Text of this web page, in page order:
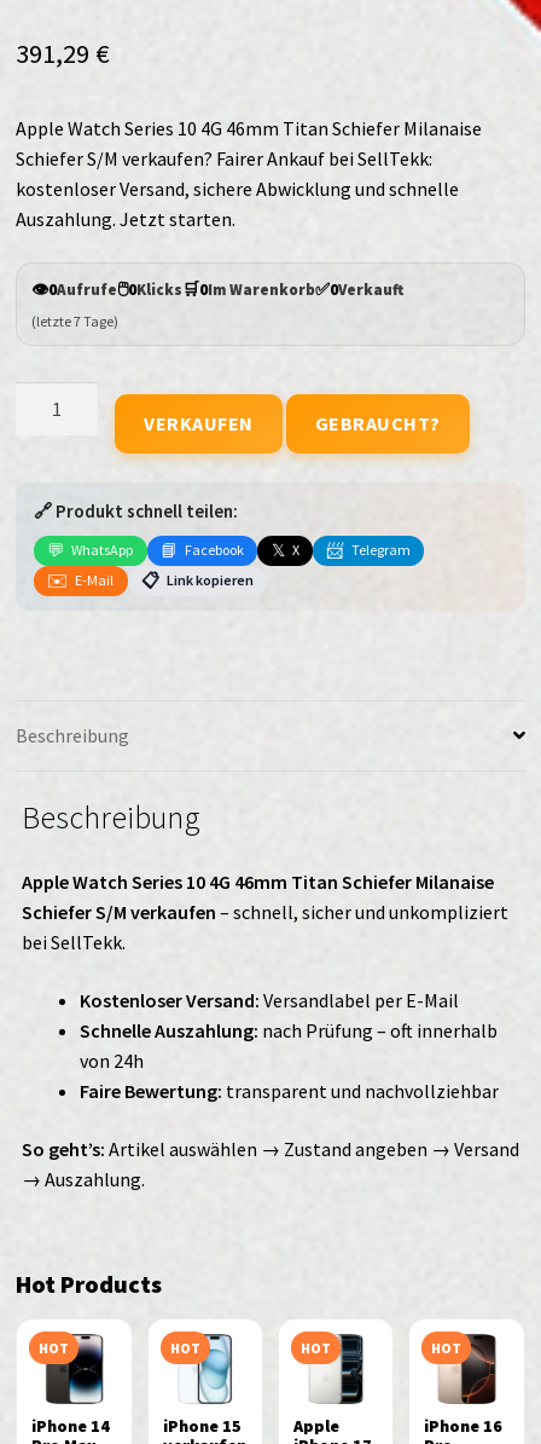
391,29 €
Apple Watch Series 10 4G 46mm Titan Schiefer Milanaise
Schiefer S/M verkaufen? Fairer Ankauf bei SellTekk:
kostenloser Versand, sichere Abwicklung und schnelle
Auszahlung. Jetzt starten.
👁️0Aufrufe🖱️0Klicks🛒0Im Warenkorb✅0Verkauft
(letzte 7 Tage)
4G
46mm
Titan
verkaufen
VERKAUFEN GEBRAUCHT?
🔗 Produkt schnell teilen:
💬 WhatsApp 📘 Facebook 𝕏 X 📨 Telegram
✉️ E-Mail 📋 Link kopieren
Beschreibung
Beschreibung
Apple Watch Series 10 4G 46mm Titan Schiefer Milanaise
Schiefer S/M verkaufen – schnell, sicher und unkompliziert
bei SellTekk.
Kostenloser Versand: Versandlabel per E-Mail
Schnelle Auszahlung: nach Prüfung – oft innerhalb
von 24h
Faire Bewertung: transparent und nachvollziehbar
So geht’s: Artikel auswählen → Zustand angeben → Versand
→ Auszahlung.
Hot Products
HOT
iPhone 14
HOT
iPhone 15
HOT
Apple
HOT
iPhone 16